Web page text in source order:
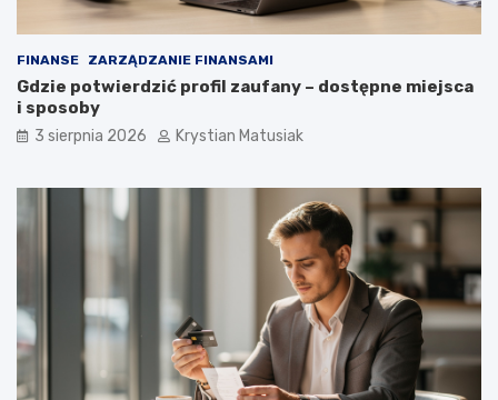
FINANSE ZARZĄDZANIE FINANSAMI
Gdzie potwierdzić profil zaufany – dostępne miejsca
i sposoby
3 sierpnia 2026 Krystian Matusiak